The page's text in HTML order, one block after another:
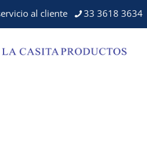
al cliente 33 3618 3634